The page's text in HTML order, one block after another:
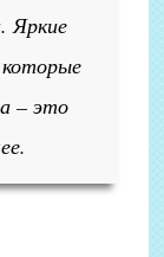
Яркие
– это